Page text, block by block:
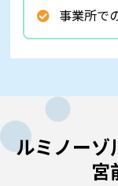
事業所で
ルミノーゾ
宮